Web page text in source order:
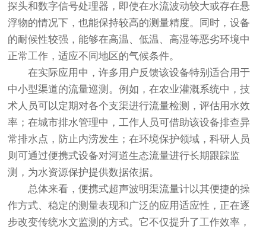
探头和数字信号处理器，即使在水流波动较大或存在悬
浮物的情况下，也能保持较高的测量精度。同时，设备
的耐候性较强，能够在高温、低温、高湿等恶劣环境中
正常工作，适应不同地区的气候条件。
在实际应用中，许多用户反馈该设备特别适合用于
中小型渠道的流量巡测。例如，在农业灌溉系统中，技
术人员可以定期对各个支渠进行流量检测，评估用水效
率；在城市排水管理中，工作人员可借助该设备排查异
常排水点，防止内涝发生；在环境保护领域，科研人员
则可通过便携式设备对河道生态流量进行长期跟踪监
测，为水资源保护提供数据依据。
总体来看，便携式超声波明渠流量计以其便捷的操
作方式、稳定的测量表现和广泛的应用适应性，正在逐
步改变传统水文监测的方式。它不仅提升了工作效率，